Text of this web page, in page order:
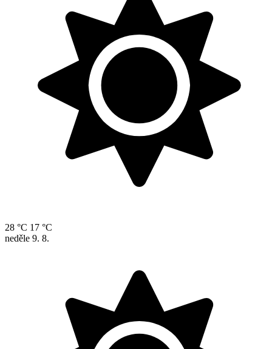
28 °C 17 °C
neděle 9. 8.